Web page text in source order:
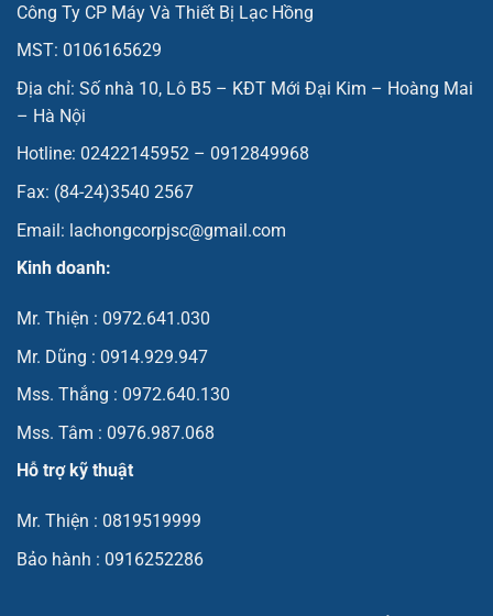
Công Ty CP Máy Và Thiết Bị Lạc Hồng
MST: 0106165629
Địa chỉ: Số nhà 10, Lô B5 – KĐT Mới Đại Kim – Hoàng Mai
– Hà Nội
Hotline: 02422145952 – 0912849968
Fax: (84-24)3540 2567
Email: lachongcorpjsc@gmail.com
Kinh doanh:
Mr. Thiện : 0972.641.030
Mr. Dũng : 0914.929.947
Mss. Thắng : 0972.640.130
Mss. Tâm : 0976.987.068
Hỗ trợ kỹ thuật
Mr. Thiện : 0819519999
Bảo hành : 0916252286